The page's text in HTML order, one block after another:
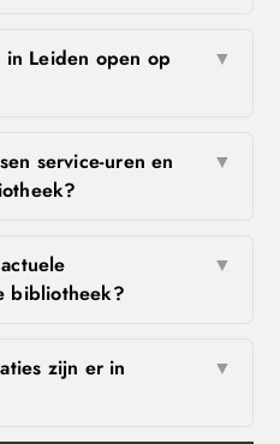
Leiden open op
▼
service-uren en
▼
bibliotheek?
▼
zijn er in
▼